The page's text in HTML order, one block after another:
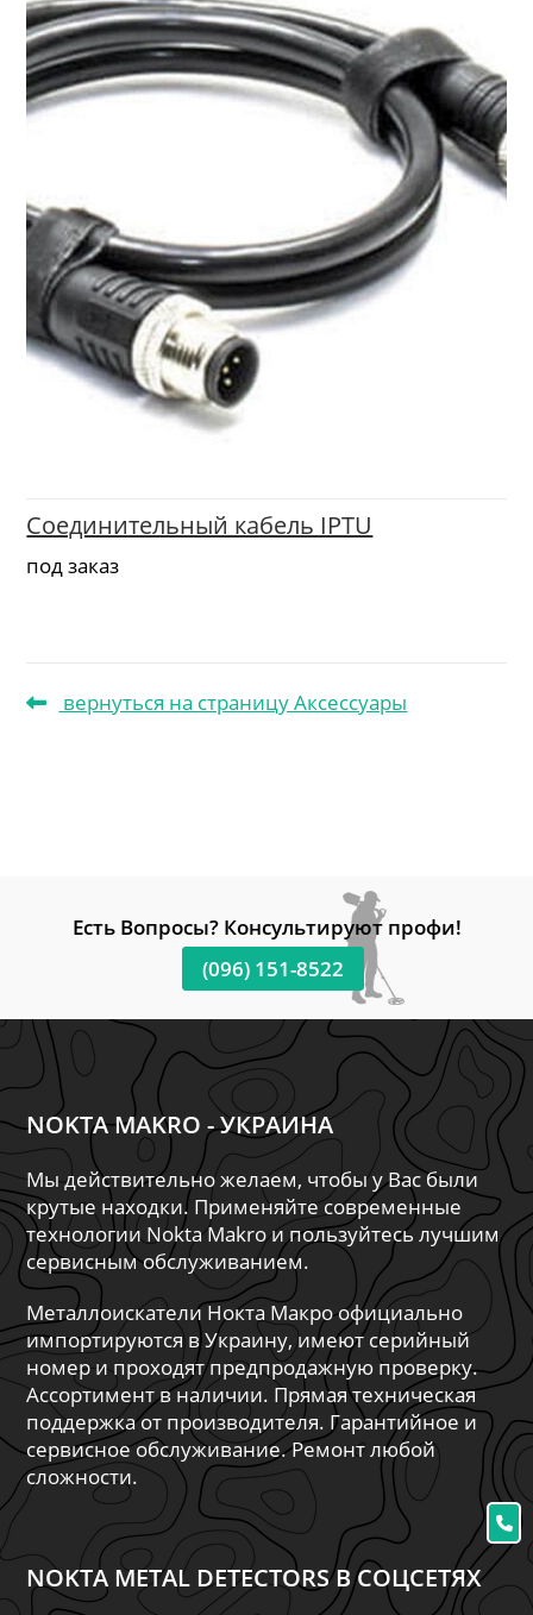
Соединительный кабель IPTU
под заказ
вернуться на страницу Аксессуары
Есть Вопросы? Консультируют профи!
(096) 151-8522
NOKTA MAKRO - УКРАИНА
Мы действительно желаем, чтобы у Вас были
крутые находки. Применяйте современные
технологии Nokta Makro и пользуйтесь лучшим
сервисным обслуживанием.
Металлоискатели Нокта Макро официально
импортируются в Украину, имеют серийный
номер и проходят предпродажную проверку.
Ассортимент в наличии. Прямая техническая
поддержка от производителя. Гарантийное и
сервисное обслуживание. Ремонт любой
сложности.
NOKTA METAL DETECTORS В СОЦСЕТЯХ